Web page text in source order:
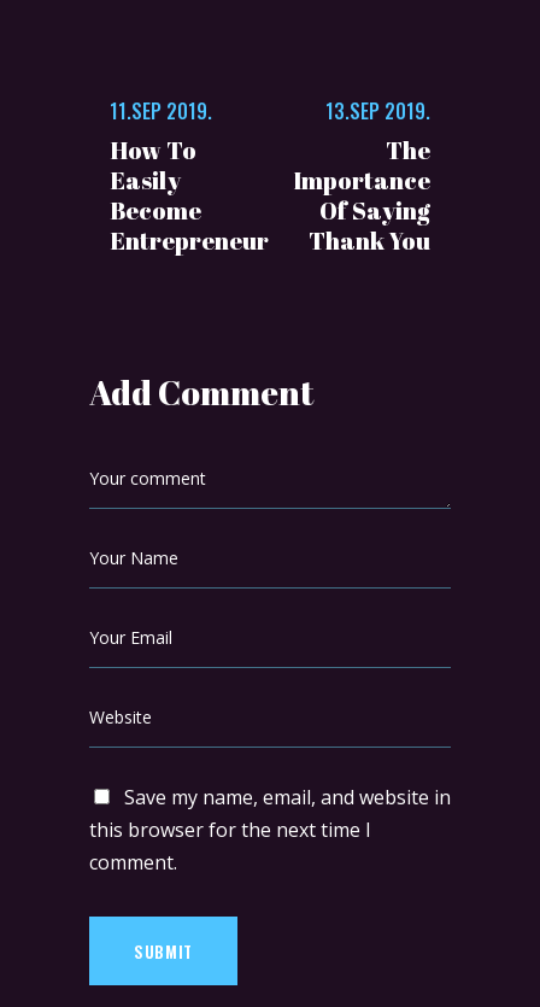
11.SEP 2019.
How To
Easily
Become
Entrepreneur
13.SEP 2019.
The
Importance
Of Saying
Thank You
Add Comment
Save my name, email, and website in
this browser for the next time I
comment.
SUBMIT